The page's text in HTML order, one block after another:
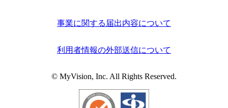
事業に関する届出内容について
利用者情報の外部送信について
© MyVision, Inc. All Rights Reserved.